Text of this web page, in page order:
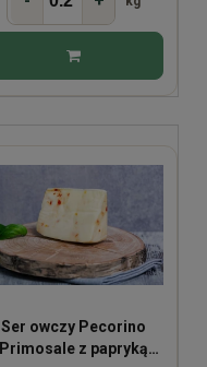
Ser owczy Pecorino
Primosale z papryką